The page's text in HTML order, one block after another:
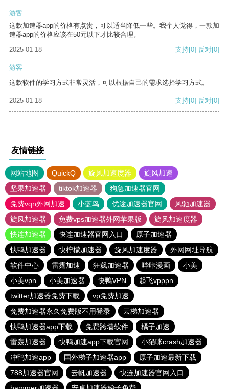
游客
这款加速器app的价格有点贵，可以适当降低一些。我个人觉得，一款加
速器app的价格应该在50元以下才比较合理。
2025-01-18
支持[0] 反对[0]
游客
这款软件的学习方式非常灵活，可以根据自己的需求选择学习方式。
2025-01-18 支持[0] 反对[0]
友情链接
网站地图 QuickQ 旋风加速度器
旋风加速
坚果加速器
tiktok加速器
狗急加速器官网
免费vqn外网加速
小蓝鸟 优途加速器官网
风驰加速器
旋风加速器
免费vps加速器外网苹果版
旋风加速度器
快连加速器
快连加速器官网入口
原子加速器
快鸭加速器
快柠檬加速器 旋风加速度器
外网网址导航
软件中心
雷霆加速 狂飙加速器 哔咔漫画
小美
小美vpn
小美加速器 快鸭VPN
起飞vpppn
twitter加速器免费下载
vp免费加速
免费加速器永久免费版不用登录
云梯加速器
快鸭加速器app下载
免费跨墙软件
橘子加速
雷轰加速器
快鸭加速app下载官网
小猫咪crash加速器
冲鸭加速app
国外梯子加速器app
原子加速最新下载
788加速器官网
云帆加速器
快连加速器官网入口